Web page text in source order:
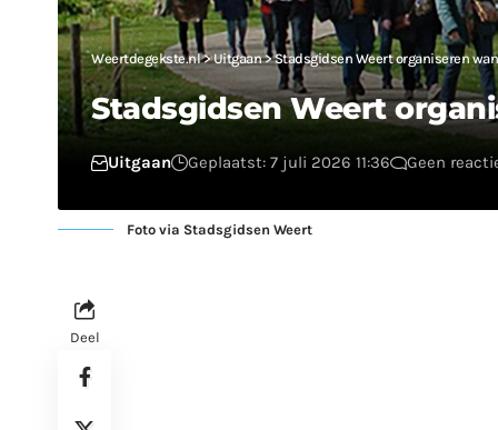
Weertdegekste.nl>Uitgaan>Stadsgidsen Weert organiseren
Stadsgidsen Weert
Uitgaan Geplaatst: 7 juli 2026 11:36 Geen
Foto via Stadsgidsen Weert
Deel